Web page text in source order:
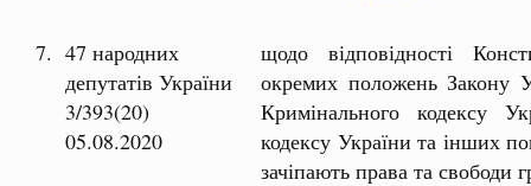
7. 47 народних
депутатів України
3/393(20)
05.08.2020
щодо відповідності
окремих положень Закону
Кримінального кодексу
кодексу України та інших
зачіпають права та свободи